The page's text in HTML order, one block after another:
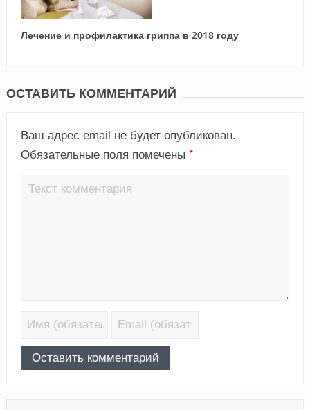
Лечение и профилактика гриппа в 2018 году
ОСТАВИТЬ КОММЕНТАРИЙ
Ваш адрес email не будет опубликован.
Обязательные поля помечены *